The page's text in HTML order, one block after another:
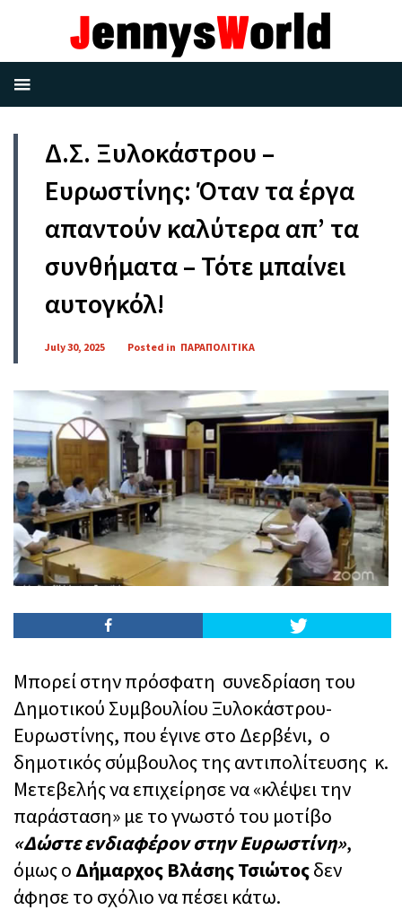
Δ.Σ. Ξυλοκάστρου –
Ευρωστίνης: Όταν τα έργα
απαντούν καλύτερα απ’ τα
συνθήματα – Τότε μπαίνει
αυτογκόλ!
July 30, 2025 Posted in ΠΑΡΑΠΟΛΙΤΙΚΑ
Μπορεί στην πρόσφατη συνεδρίαση του
Δημοτικού Συμβουλίου Ξυλοκάστρου-
Ευρωστίνης, που έγινε στο Δερβένι, ο
δημοτικός σύμβουλος της αντιπολίτευσης κ.
Μετεβελής να επιχείρησε να «κλέψει την
παράσταση» με το γνωστό του μοτίβο
«Δώστε ενδιαφέρον στην Ευρωστίνη»,
όμως ο Δήμαρχος Βλάσης Τσιώτοςδεν
άφησε το σχόλιο να πέσει κάτω.